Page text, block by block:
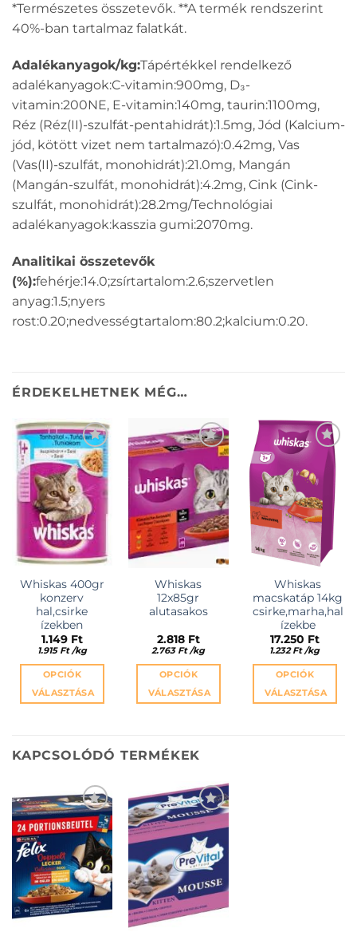
*Természetes összetevők. **A termék rendszerint
40%-ban tartalmaz falatkát.
Adalékanyagok/kg:Tápértékkel rendelkező
adalékanyagok:C-vitamin:900mg, D₃-
vitamin:200NE, E-vitamin:140mg, taurin:1100mg,
Réz (Réz(II)-szulfát-pentahidrát):1.5mg, Jód (Kalcium-
jód, kötött vizet nem tartalmazó):0.42mg, Vas
(Vas(II)-szulfát, monohidrát):21.0mg, Mangán
(Mangán-szulfát, monohidrát):4.2mg, Cink (Cink-
szulfát, monohidrát):28.2mg/Technológiai
adalékanyagok:kasszia gumi:2070mg.
Analitikai összetevők
(%):fehérje:14.0;zsírtartalom:2.6;szervetlen
anyag:1.5;nyers
rost:0.20;nedvességtartalom:80.2;kalcium:0.20.
ÉRDEKELHETNEK MÉG…
KEDVENCEKHEZ
Whiskas 400gr
konzerv
hal,csirke
ízekben
1.149 Ft
1.915 Ft /kg
OPCIÓK
VÁLASZTÁSA
több
van.
A
változatok
termékoldalon
választhatók
ki
KEDVENCEKHEZ
Whiskas
12x85gr
alutasakos
2.818 Ft
2.763 Ft /kg
OPCIÓK
VÁLASZTÁSA
több
van.
A
változatok
termékoldalon
választhatók
ki
KEDVENCEKHEZ
Whiskas
macskatáp 14kg
csirke,marha,hal
ízekbe
17.250 Ft
1.232Ft /kg
OPCIÓK
VÁLASZTÁSA
KAPCSOLÓDÓ TERMÉKEK
KEDVENCEKHEZ KEDVENCEKHEZ